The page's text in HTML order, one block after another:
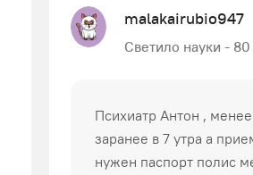
malakairubio947
Светило науки -
Психиатр Антон ,
заранее в 7 утра а
нужен паспорт полис